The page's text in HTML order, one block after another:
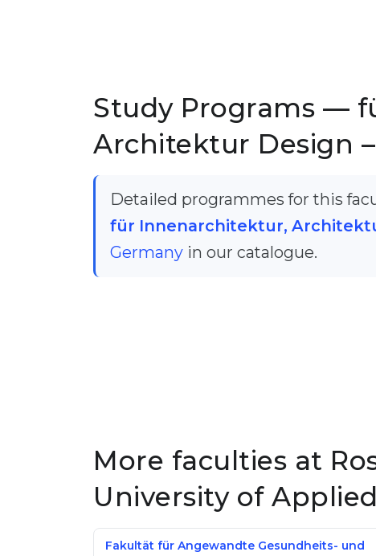
Study Programs —
Architektur Design
Detailed programmes for this
für Innenarchitektur,
Germany in our catalogue.
More faculties at
University of
Fakultät für Angewandte Gesundheits- und